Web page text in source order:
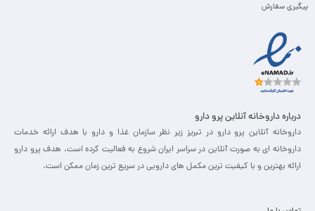
پیگیری سفارش
درباره داروخانه آنلاین پرو دارو
داروخانه آنلاین پرو دارو در تبریز زیر نظر سازمان غذا و دارو با هدف ارائه خدمات
داروخانه ای به صورت آنلاین در سراسر ایران شروع به فعالیت کرده است. هدف پرو دارو
ارائه بهترین و با کیفیت ترین مکمل های دارویی در سریع ترین زمان ممکن است.